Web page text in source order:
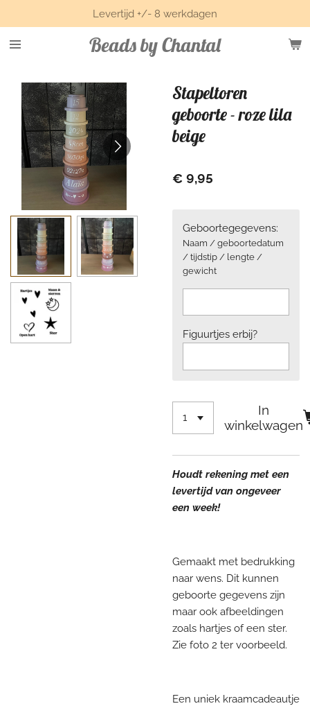
direct
naar
hoofdinhoud
Beads by Chantal
Levertijd +/- 8 werkdagen
Stapeltoren
geboorte - roze lila
beige
€ 9,95
Geboortegegevens:
Naam / geboortedatum
/ tijdstip / lengte /
gewicht
Figuurtjes erbij?
In
winkelwagen
Houdt rekening met een
levertijd van ongeveer
een week!
Gemaakt met bedrukking
naar wens. Dit kunnen
geboorte gegevens zijn
maar ook afbeeldingen
zoals hartjes of een ster.
Zie foto 2 ter voorbeeld.
Een uniek kraamcadeautje